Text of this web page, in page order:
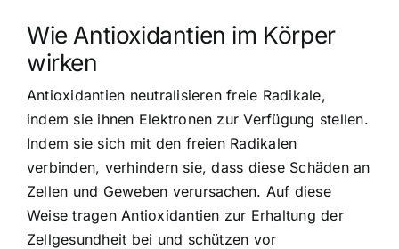
Wie Antioxidantien im Körper
wirken
Antioxidantien neutralisieren freie Radikale,
indem sie ihnen Elektronen zur Verfügung stellen.
Indem sie sich mit den freien Radikalen
verbinden, verhindern sie, dass diese Schäden an
Zellen und Geweben verursachen. Auf diese
Weise tragen Antioxidantien zur Erhaltung der
Zellgesundheit bei und schützen vor